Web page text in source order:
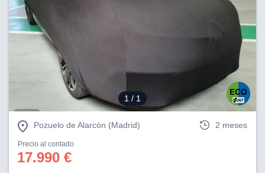
1 / 1
Pozuelo de Alarcón (Madrid) 2 meses
Precio al contado
17.990 €